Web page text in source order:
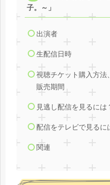
子。～」
出演者
生配信日時
視聴チケット購入方法
販売期間
見逃し配信を見るには
配信をテレビで見るに
関連